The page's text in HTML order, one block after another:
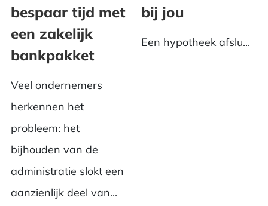
bespaar tijd met
een zakelijk
bankpakket
Veel ondernemers
herkennen het
probleem: het
bijhouden van de
administratie slokt een
aanzienlijk deel van...
bij jou
Een hypotheek afslu...